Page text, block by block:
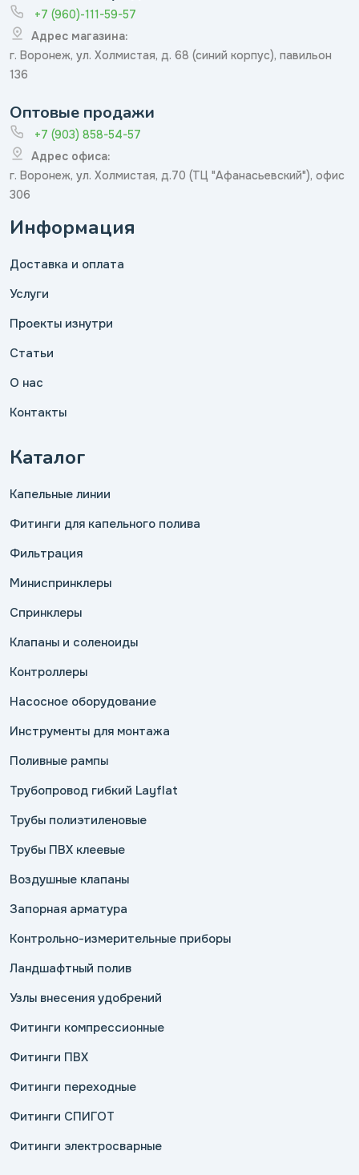
+7 (960)-111-59-57
Адрес магазина:
г. Воронеж, ул. Холмистая, д. 68 (синий корпус), павильон
136
Оптовые продажи
+7 (903) 858-54-57
Адрес офиса:
г. Воронеж, ул. Холмистая, д.70 (ТЦ "Афанасьевский"), офис
306
Информация
Доставка и оплата
Услуги
Проекты изнутри
Статьи
О нас
Контакты
Каталог
Капельные линии
Фитинги для капельного полива
Фильтрация
Миниспринклеры
Спринклеры
Клапаны и соленоиды
Контроллеры
Насосное оборудование
Инструменты для монтажа
Поливные рампы
Трубопровод гибкий Layflat
Трубы полиэтиленовые
Трубы ПВХ клеевые
Воздушные клапаны
Запорная арматура
Контрольно-измерительные приборы
Ландшафтный полив
Узлы внесения удобрений
Фитинги компрессионные
Фитинги ПВХ
Фитинги переходные
Фитинги СПИГОТ
Фитинги электросварные